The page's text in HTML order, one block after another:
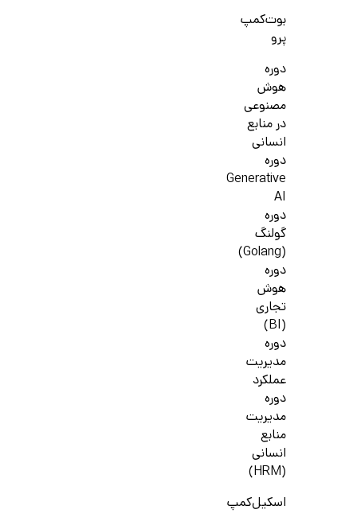
بوت‌کمپ
پرو
دوره
هوش
مصنوعی
در منابع
انسانی
دوره
Generative
AI
دوره
گولنگ
(Golang)
دوره
هوش
تجاری
(BI)
دوره
مدیریت
عملکرد
دوره
مدیریت
منابع
انسانی
(HRM)
اسکیل‌کمپ